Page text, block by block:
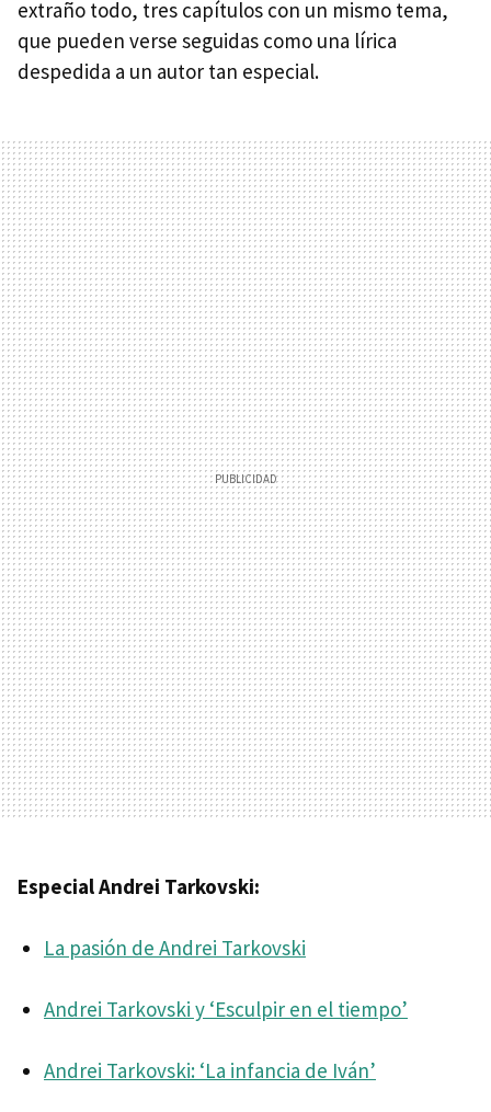
extraño todo, tres capítulos con un mismo tema,
que pueden verse seguidas como una lírica
despedida a un autor tan especial.
Especial Andrei Tarkovski:
La pasión de Andrei Tarkovski
Andrei Tarkovski y ‘Esculpir en el tiempo’
Andrei Tarkovski: ‘La infancia de Iván’